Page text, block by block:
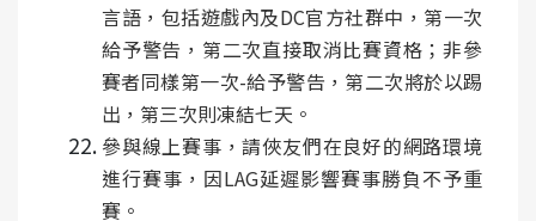
言語，包括遊戲內及DC官方社群中，第一次
給予警告，第二次直接取消比賽資格；非參
賽者同樣第一次-給予警告，第二次將於以踢
出，第三次則凍結七天。
參與線上賽事，請俠友們在良好的網路環境
進行賽事，因LAG延遲影響賽事勝負不予重
賽。